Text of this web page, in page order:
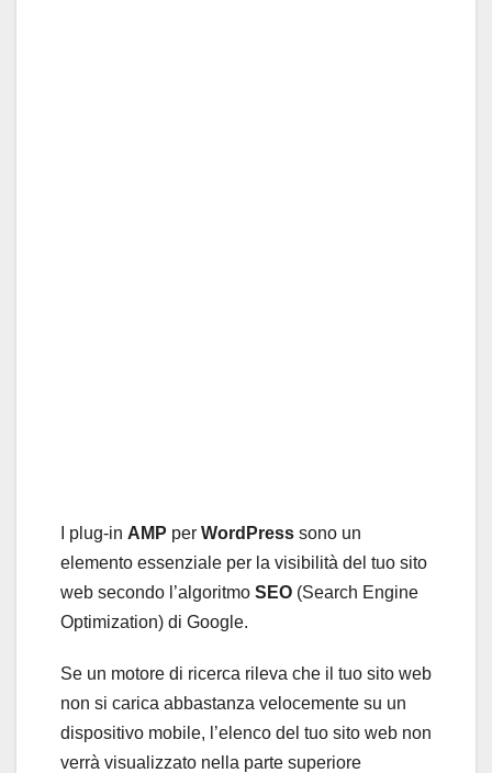
I plug-in AMP per WordPress sono un
elemento essenziale per la visibilità del tuo sito
web secondo l’algoritmo SEO (Search Engine
Optimization) di Google.
Se un motore di ricerca rileva che il tuo sito web
non si carica abbastanza velocemente su un
dispositivo mobile, l’elenco del tuo sito web non
verrà visualizzato nella parte superiore